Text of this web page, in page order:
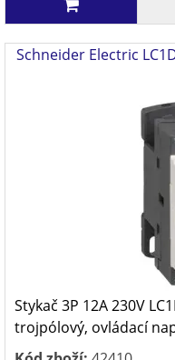
Schneider Electric
Stykač 3P 12A 230V
trojpólový, ovládací